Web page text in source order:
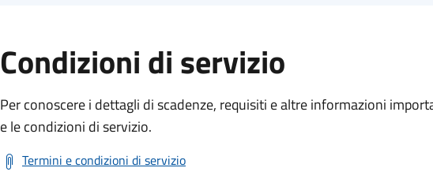
Condizioni di servizio
Per conoscere i dettagli di scadenze, requisiti e altre informazioni
e le condizioni di servizio.
Termini e condizioni di servizio